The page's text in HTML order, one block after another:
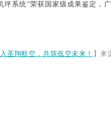
坪系统”荣获国家级成果鉴定，
圣翔航空，共筑低空未来！ 】 来